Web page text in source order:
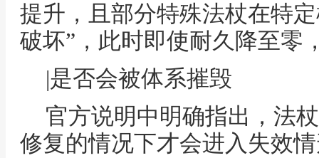
提升，且部分特殊法杖在特
破坏”，此时即使耐久降至零
|是否会被体系摧毁
官方说明中明确指出，法
修复的情况下才会进入失效